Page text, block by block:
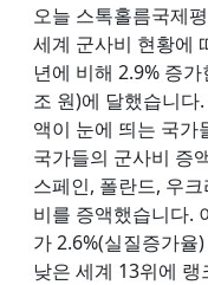
오늘 스톡홀름국제
세계 군사비 현황에
년에 비해 2.9% 증
조 원)에 달했습니다
액이 눈에 띄는 국가
국가들의 군사비 증
스페인, 폴란드, 우
비를 증액했습니다.
가 2.6%(실질증가
낮은 세계 13위에 랭